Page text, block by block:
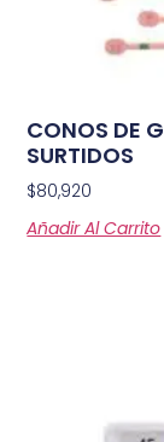
CONOS DE
SURTIDOS
$80,920
Añadir Al Carrito